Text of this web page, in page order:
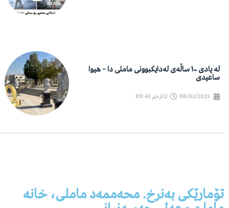
لە یادی ١٠٠ ساڵەی لەدایکبوونی ماملی دا – هیوا
ساعیدی
06/02/2025 کاتژمێر 09:43
تۆمارێکی بەنرخ. محەممەد ماملی، خانە